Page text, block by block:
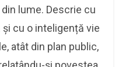
lume. Descrie cu
cu o inteligență vie
atât din plan public,